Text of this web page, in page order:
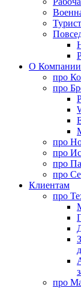
О Компании
про
про
про
про
про
про
Клиентам
про
про